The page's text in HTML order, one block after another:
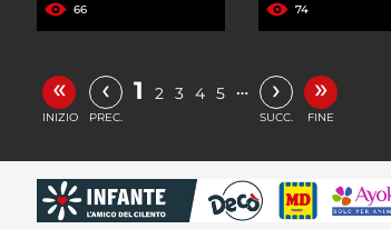
66 74
«
INIZIO
‹
PREC.
1 2 3 4 5 … ›
SUCC.
»
FINE